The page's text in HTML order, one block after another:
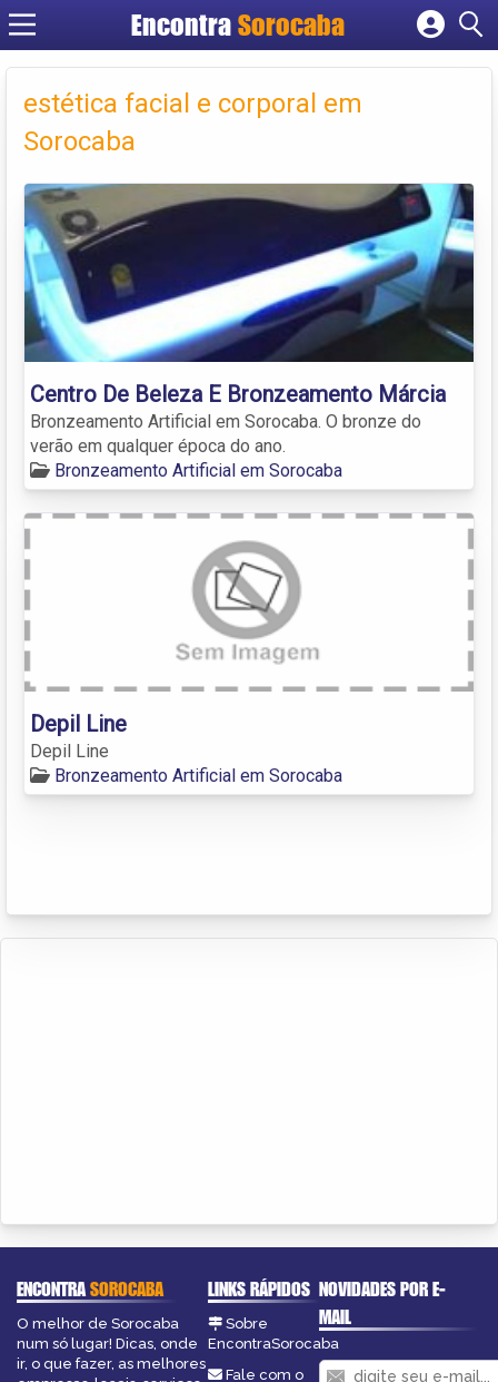
EncontraSorocaba
Cadastrar empresa
Criar conta
estética facial e corporal em
Sorocaba
Centro De Beleza E Bronzeamento Márcia
Bronzeamento Artificial em Sorocaba. O bronze do
verão em qualquer época do ano.
Bronzeamento Artificial em Sorocaba
Depil Line
Depil Line
Bronzeamento Artificial em Sorocaba
ENCONTRASOROCABA
O melhor de Sorocaba
num só lugar! Dicas, onde
ir, o que fazer, as melhores
LINKS RÁPIDOS
Sobre
EncontraSorocaba
Fale com o
NOVIDADES POR E-
MAIL